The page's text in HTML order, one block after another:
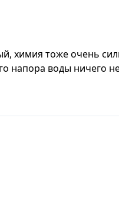
химия тоже очень
напора воды ничего